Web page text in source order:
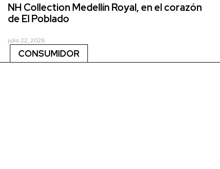
NH Collection Medellín Royal, en el corazón
de El Poblado
julio 22, 2026
CONSUMIDOR